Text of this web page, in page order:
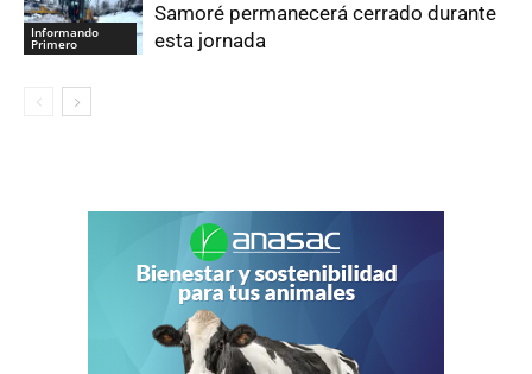
Informando
Primero
Samoré permanecerá cerrado durante
esta jornada